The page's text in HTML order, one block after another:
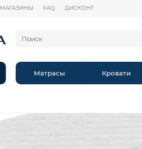
МАГАЗИНЫ FAQ ДИСКОНТ
Матрасы Кровати